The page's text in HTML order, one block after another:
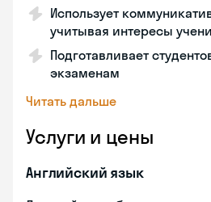
Использует
учитывая интересы
Подготавливает
экзаменам
Читать дальше
Услуги и цены
Английский язык